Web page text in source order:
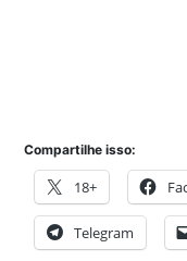
Compartilhe isso:
18+
Telegram